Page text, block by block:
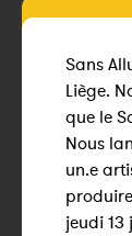
Sans
Liège.
que le
Nous
un.e
jeudi 13